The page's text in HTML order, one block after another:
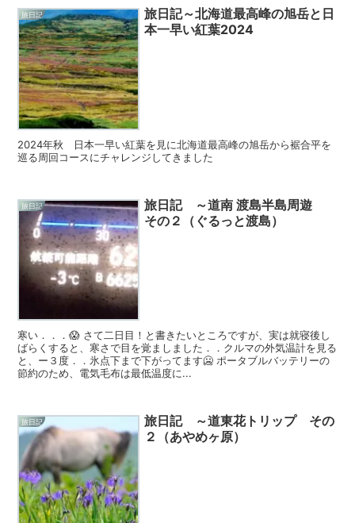
旅日記
旅日記～北海道最高峰の旭岳と日
本一早い紅葉2024
2024年秋 日本一早い紅葉を見に北海道最高峰の旭岳から裾合平を
巡る周回コースにチャレンジしてきました
旅日記
旅日記 ～道南 渡島半島周遊
その２（ぐるっと渡島）
寒い．．．😱 さて二日目！と書きたいところですが、実は就寝後し
ばらくすると、寒さで目を覚ましました．．クルマの外気温計を見る
と、ー３度．．氷点下まで下がってます🥶 ポータブルバッテリーの
節約のため、電気毛布は最低温度に...
旅日記
旅日記 ～道東花トリップ その
２（あやめヶ原）